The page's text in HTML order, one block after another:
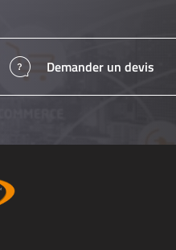
Demander un devis